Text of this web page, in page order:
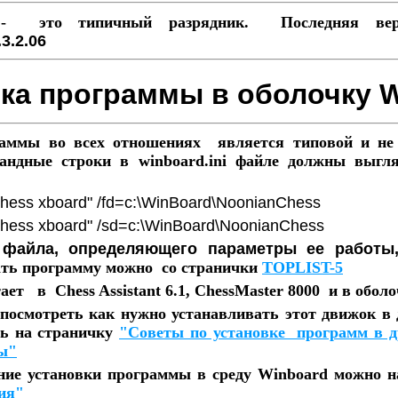
- это типичный разрядник. Последняя
программы в оболочку
во всех отношениях является типовой и
строки в winboard.ini файле должны
xboard" /fd=c:\WinBoard\NoonianChess
xboard" /sd=c:\WinBoard\NoonianChess
определяющего параметры ее
программу можно со странички TOPLIST-5
в Chess Assistant 6.1, ChessMaster 8000 и в
как нужно устанавливать этот движок
на страничку "Советы по установке программ в
установки программы в среду Winboard можно